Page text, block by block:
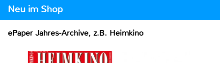
Neu im Shop
ePaper Jahres-Archive, z.B. Heimkino